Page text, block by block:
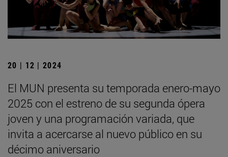
20 | 12 | 2024
El MUN presenta su temporada enero-mayo
2025 con el estreno de su segunda ópera
joven y una programación variada, que
invita a acercarse al nuevo público en su
décimo aniversario